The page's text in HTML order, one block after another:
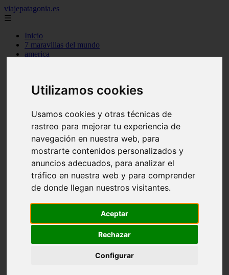
Utilizamos cookies
Usamos cookies y otras técnicas de
rastreo para mejorar tu experiencia de
navegación en nuestra web, para
mostrarte contenidos personalizados y
anuncios adecuados, para analizar el
tráfico en nuestra web y para comprender
de donde llegan nuestros visitantes.
Aceptar
Rechazar
Configurar
viajepatagonia.es
☰
Inicio
7 maravillas del mundo
america
c cordoba
c generalidades del pais
c mendoza
c neuquen
c provincias
c rio negro
c santa fe
c tierra de fuego
c tucuman
c zona austral
carmen
category
lanzarote